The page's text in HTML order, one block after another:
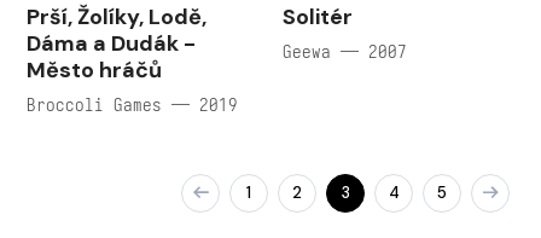
Prší, Žolíky, Lodě,
Dáma a Dudák -
Město hráčů
Broccoli Games — 2019
Solitér
Geewa — 2007
1 2 3 4 5